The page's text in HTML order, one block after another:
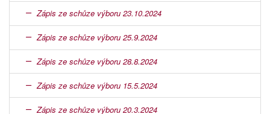
Zápis ze schůze výboru 23.10.2024
Zápis ze schůze výboru 25.9.2024
Zápis ze schůze výboru 28.8.2024
Zápis ze schůze výboru 15.5.2024
Zápis ze schůze výboru 20.3.2024